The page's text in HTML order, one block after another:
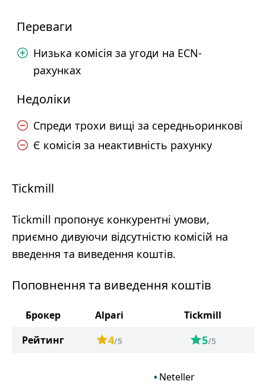
Переваги
Низька комісія за угоди на ECN-
рахунках
Недоліки
Спреди трохи вищі за середньоринкові
Є комісія за неактивність рахунку
Tickmill
Tickmill пропонує конкурентні умови,
приємно дивуючи відсутністю комісій на
введення та виведення коштів.
Поповнення та виведення коштів
Брокер Alpari
Tickmill
Рейтинг
4/5 5/5
Neteller